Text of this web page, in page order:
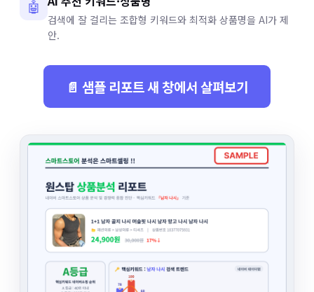
🤖
검색에 잘 걸리는 조합형 키워드와 최적화 상품명을 AI가 제
안.
📄 샘플 리포트 새 창에서 살펴보기